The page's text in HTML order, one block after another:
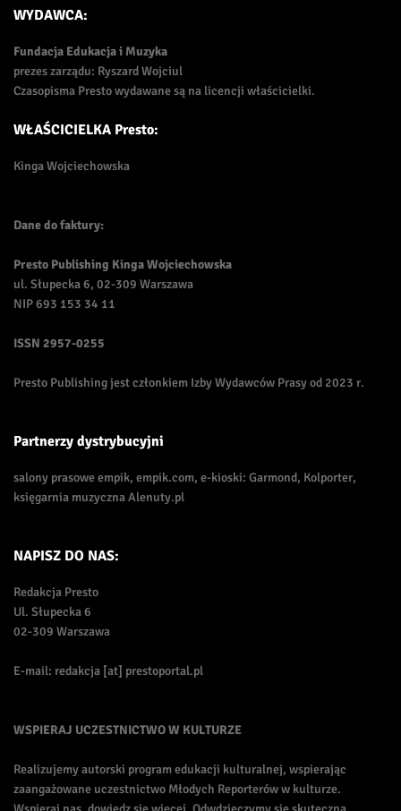
WYDAWCA:
Fundacja Edukacja i Muzyka
prezes zarządu: Ryszard Wojciul
Czasopisma Presto wydawane są na licencji właścicielki.
WŁAŚCICIELKA Presto:
Kinga Wojciechowska
Dane do faktury:
Presto Publishing Kinga Wojciechowska
ul. Słupecka 6, 02-309 Warszawa
NIP 693 153 34 11
ISSN 2957-0255
Presto Publishing jest członkiem Izby Wydawców Prasy od 2023 r.
Partnerzy dystrybucyjni
salony prasowe empik, empik.com, e-kioski: Garmond, Kolporter,
księgarnia muzyczna Alenuty.pl
NAPISZ DO NAS:
Redakcja Presto
Ul. Słupecka 6
02-309 Warszawa
E-mail: redakcja [at] prestoportal.pl
WSPIERAJ UCZESTNICTWO W KULTURZE
Realizujemy autorski program edukacji kulturalnej, wspierając
zaangażowane uczestnictwo Młodych Reporterów w kulturze.